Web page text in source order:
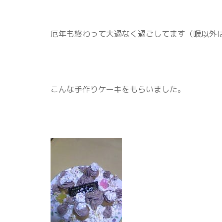
厄年も終わって大過なく過ごしてます（喉以外
こんな手作りケーキをもらいました。